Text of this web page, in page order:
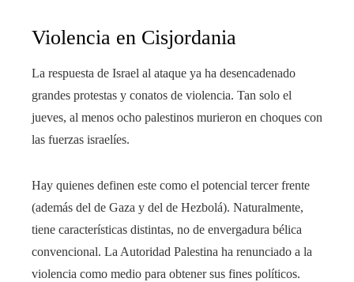
Violencia en Cisjordania
La respuesta de Israel al ataque ya ha desencadenado
grandes protestas y conatos de violencia. Tan solo el
jueves, al menos ocho palestinos murieron en choques con
las fuerzas israelíes.
Hay quienes definen este como el potencial tercer frente
(además del de Gaza y del de Hezbolá). Naturalmente,
tiene características distintas, no de envergadura bélica
convencional. La Autoridad Palestina ha renunciado a la
violencia como medio para obtener sus fines políticos.